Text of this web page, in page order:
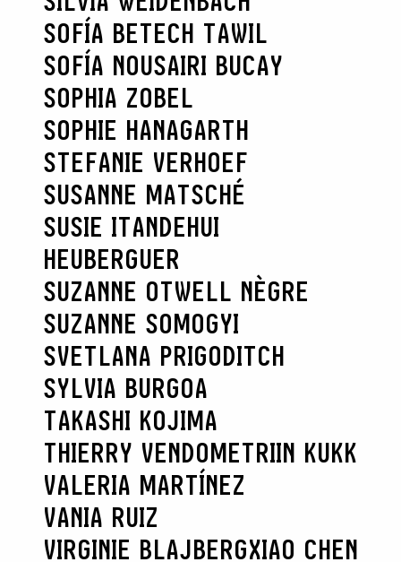
SOFÍA BETECH TAWIL
SOFÍA NOUSAIRI BUCAY
SOPHIA ZOBEL
SOPHIE HANAGARTH
STEFANIE VERHOEF
SUSANNE MATSCHÉ
SUSIE ITANDEHUI
HEUBERGUER
SUZANNE OTWELL NÈGRE
SUZANNE SOMOGYI
SVETLANA PRIGODITCH
SYLVIA BURGOA
TAKASHI KOJIMA
THIERRY VENDOMETRIIN KUKK
VALERIA MARTÍNEZ
VANIA RUIZ
VIRGINIE BLAJBERGXIAO CHEN